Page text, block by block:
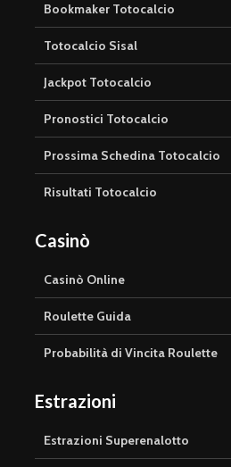
Bookmaker Totocalcio
Totocalcio Sisal
Jackpot Totocalcio
Pronostici Totocalcio
Prossima Schedina Totocalcio
Risultati Totocalcio
Casinò
Casinò Online
Roulette Guida
Probabilità di Vincita Roulette
Estrazioni
Estrazioni Superenalotto